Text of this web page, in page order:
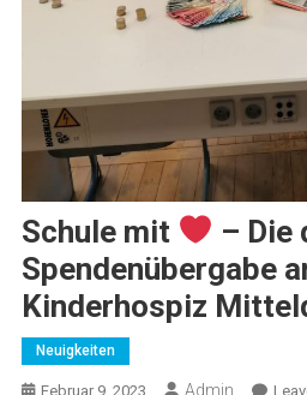
Schule mit
– Die
Spendenübergabe
Kinderhospiz
Neuigkeiten
Februar 9, 2023 Admin